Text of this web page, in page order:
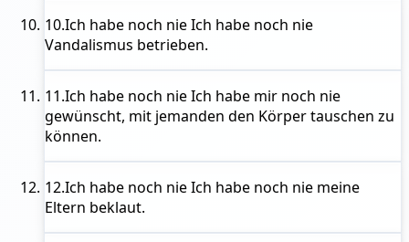
10.Ich habe noch nieIch habe noch nie
Vandalismus betrieben.
11.Ich habe noch nieIch habe mir noch nie
gewünscht, mit jemanden den Körper tauschen zu
können.
12.Ich habe noch nieIch habe noch nie meine
Eltern beklaut.